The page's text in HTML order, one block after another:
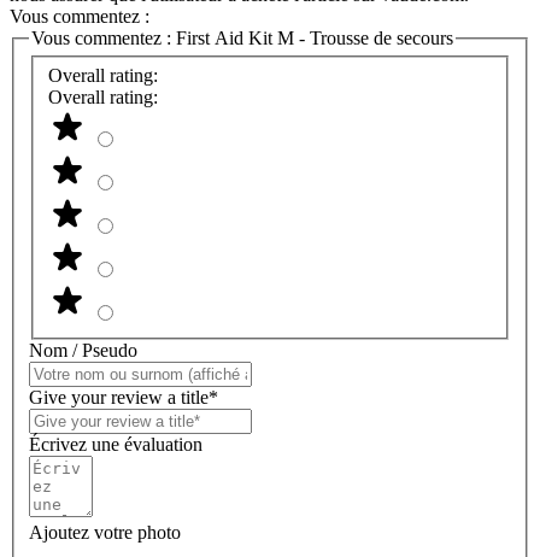
Vous commentez :
Vous commentez : First Aid Kit M - Trousse de secours
Overall rating:
Overall rating:
Nom / Pseudo
Give your review a title*
Écrivez une évaluation
Ajoutez votre photo